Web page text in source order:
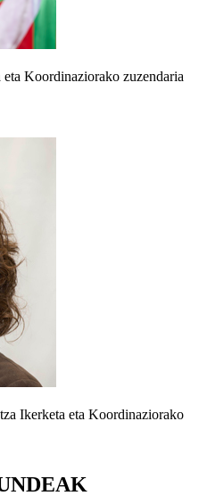
Koordinaziorako zuzendaria
Ikerketa eta Koordinaziorako